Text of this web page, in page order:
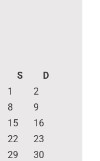
S D
1
2
8
9
15
16
22
23
29
30